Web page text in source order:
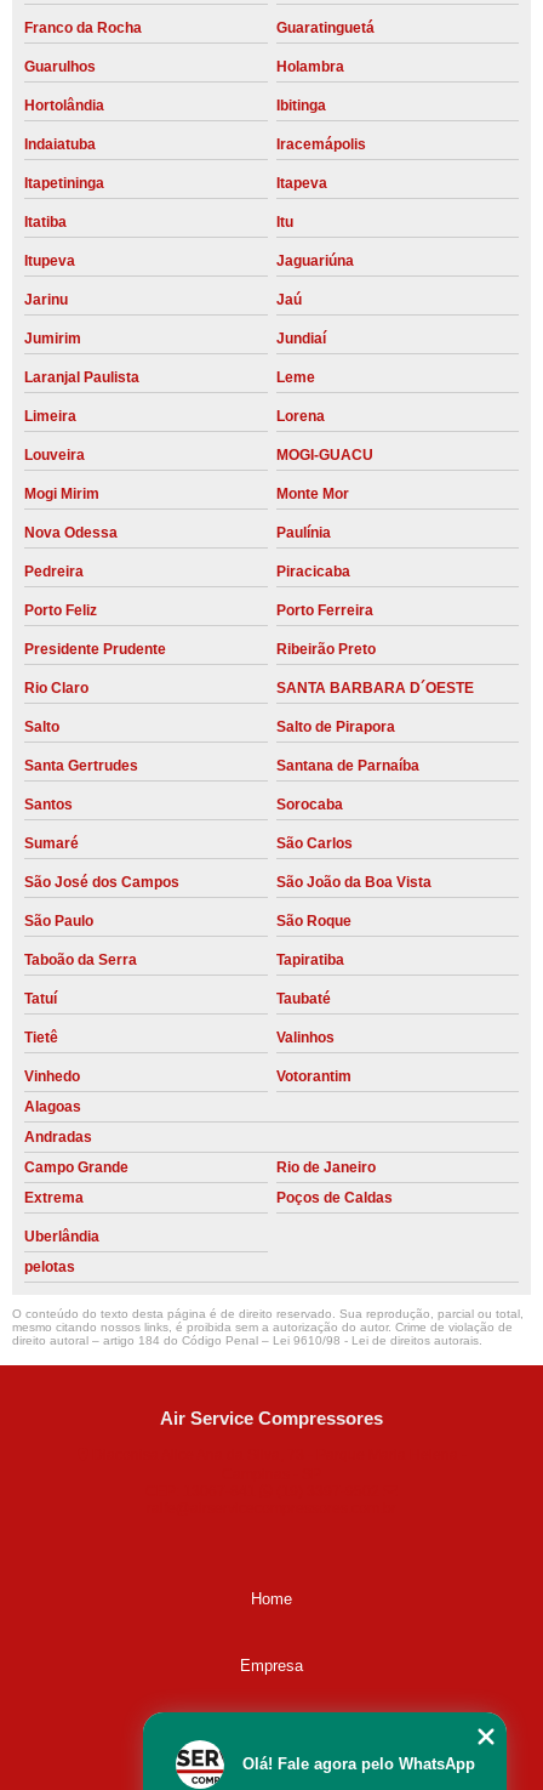
Franco da Rocha Guaratinguetá
Guarulhos Holambra
Hortolândia Ibitinga
Indaiatuba Iracemápolis
Itapetininga Itapeva
Itatiba Itu
Itupeva Jaguariúna
Jarinu Jaú
Jumirim Jundiaí
Laranjal Paulista Leme
Limeira Lorena
Louveira MOGI-GUACU
Mogi Mirim Monte Mor
Nova Odessa Paulínia
Pedreira Piracicaba
Porto Feliz Porto Ferreira
Presidente Prudente Ribeirão Preto
Rio Claro SANTA BARBARA D´OESTE
Salto Salto de Pirapora
Santa Gertrudes Santana de Parnaíba
Santos Sorocaba
Sumaré São Carlos
São José dos Campos São João da Boa Vista
São Paulo São Roque
Taboão da Serra Tapiratiba
Tatuí Taubaté
Tietê Valinhos
Vinhedo
Votorantim
Alagoas
Andradas
Campo Grande
Rio de Janeiro
Extrema
Poços de Caldas
Uberlândia
pelotas
O conteúdo do texto desta página é de direito reservado. Sua reprodução, parcial ou total,
mesmo citando nossos links, é proibida sem a autorização do autor. Crime de violação de
direito autoral – artigo 184 do Código Penal – Lei 9610/98 - Lei de direitos autorais.
Air Service Compressores
Home
Empresa
Olá! Fale agora pelo WhatsApp